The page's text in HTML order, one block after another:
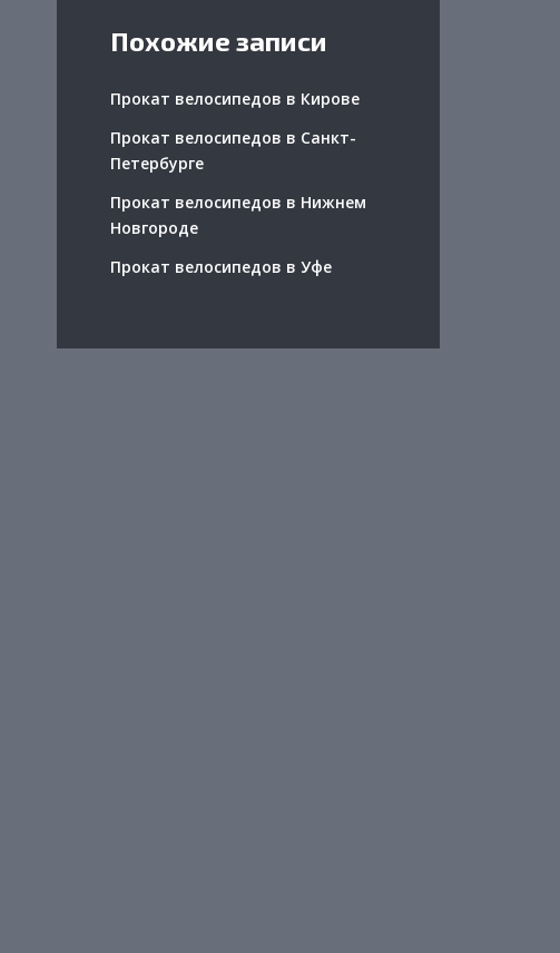
Похожие записи
Прокат велосипедов в Кирове
Прокат велосипедов в Санкт-
Петербурге
Прокат велосипедов в Нижнем
Новгороде
Прокат велосипедов в Уфе